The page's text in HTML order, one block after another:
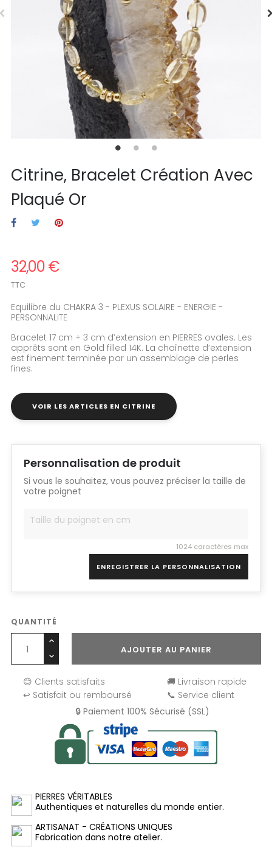
Citrine, Bracelet Création Avec
Plaqué Or
32,00 €
TTC
Equilibre du CHAKRA 3 - PLEXUS SOLAIRE - ENERGIE -
PERSONNALITE
Bracelet 17 cm + 3 cm d’extension en PIERRES ovales. Les
apprêts sont en Gold filled 14K. La chaînette d’extension
est finement terminée par un assemblage de perles
fines.
VOIR LES ARTICLES EN CITRINE
Personnalisation de produit
Si vous le souhaitez, vous pouvez préciser la taille de
votre poignet
1024 caractères max
ENREGISTRER LA PERSONNALISATION
QUANTITÉ
AJOUTER AU PANIER
😊 Clients satisfaits
🚚 Livraison rapide
↩️ Satisfait ou remboursé
📞 Service client
🔒 Paiement 100% Sécurisé (SSL)
PIERRES VÉRITABLES
Authentiques et naturelles du monde entier.
ARTISANAT - CRÉATIONS UNIQUES
Fabrication dans notre atelier.